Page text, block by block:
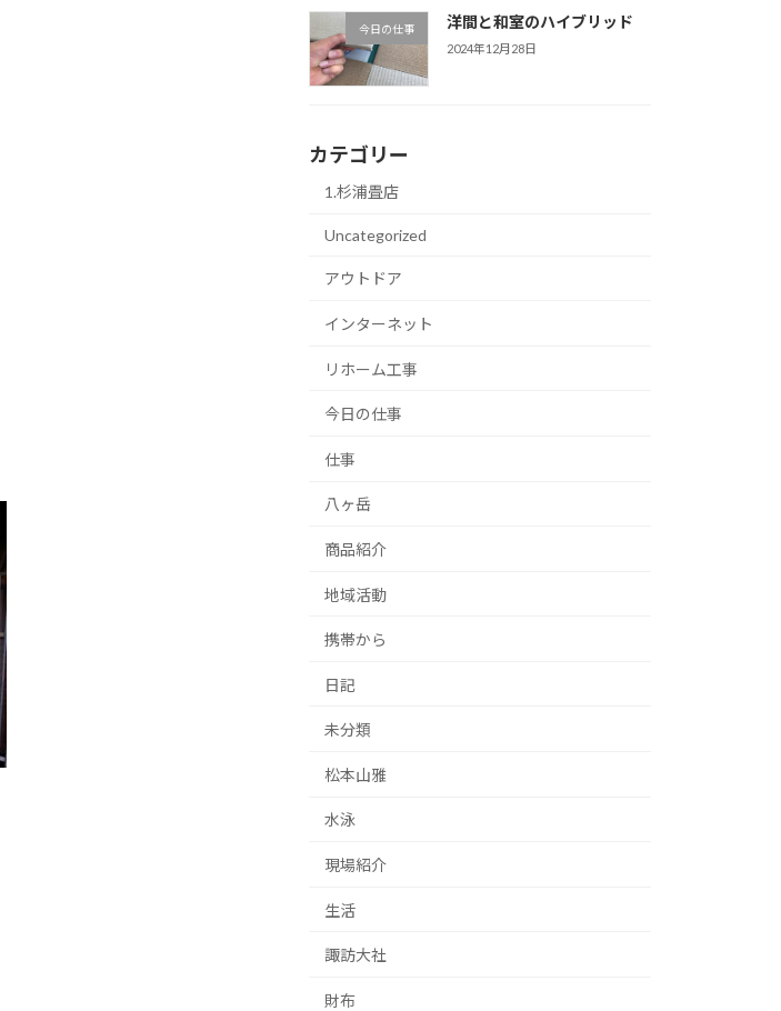
今日の仕事 洋間と和室のハイブリッド
2024年12月28日
カテゴリー
1.杉浦畳店
Uncategorized
アウトドア
インターネット
リホーム工事
今日の仕事
仕事
八ヶ岳
商品紹介
地域活動
携帯から
日記
未分類
松本山雅
水泳
現場紹介
生活
諏訪大社
財布